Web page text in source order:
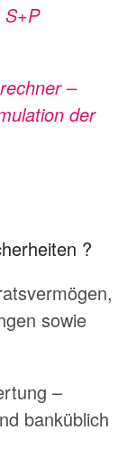
S+P
–
der
?
sowie
–
banküblich